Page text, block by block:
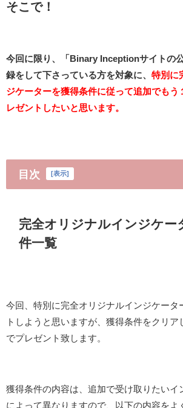
そこで！
今回に限り、「Binary Inceptionサイトの
録をして下さっている方を対象に、 特別に
ジケーターを獲得条件に従って追加でもう
レゼントしたいと思います。
目次 [表示]
完全オリジナルインジケー
件一覧
今回、特別に完全オリジナルインジケータ
トしようと思いますが、獲得条件をクリア
でプレゼント致します。
獲得条件の内容は、追加で受け取りたいイ
によって異なりますので、以下の内容をよ